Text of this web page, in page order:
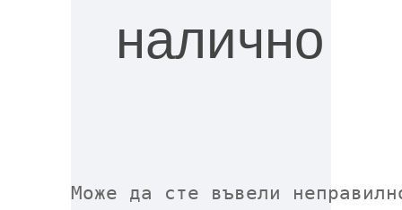
налично
Може да сте въвели